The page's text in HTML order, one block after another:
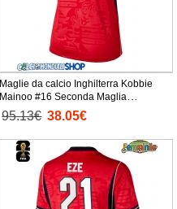
Maglie da calcio Inghilterra Kobbie
Mainoo #16 Seconda Maglia
95.13€ 38.05€